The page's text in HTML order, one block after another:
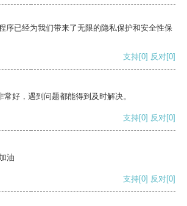
序已经为我们带来了无限的隐私保护和安全性保
支持[0] 反对[0]
好，遇到问题都能得到及时解决。
支持[0] 反对[0]
油
支持[0] 反对[0]